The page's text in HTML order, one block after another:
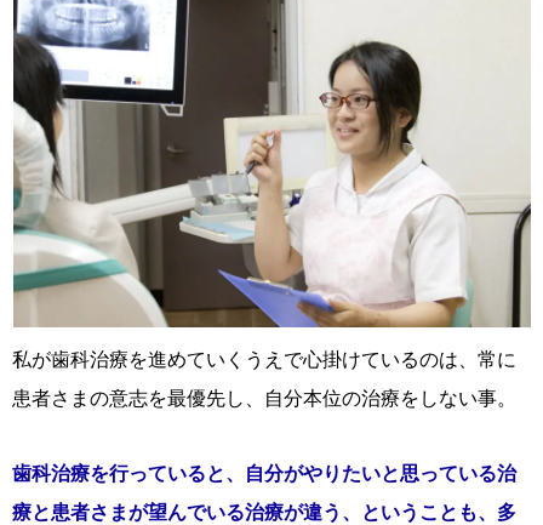
私が歯科治療を進めていくうえで心掛けているのは、常に
患者さまの意志を最優先し、自分本位の治療をしない事。
歯科治療を行っていると、自分がやりたいと思っている治
療と患者さまが望んでいる治療が違う、ということも、多